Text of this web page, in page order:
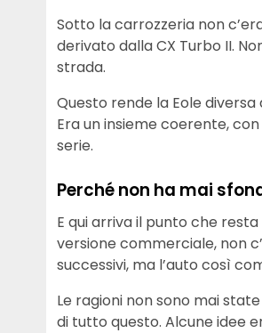
Sotto la carrozzeria non
derivato dalla CX Turbo II.
strada.
Questo rende la Eole
Era un insieme coerente,
serie.
Perché non ha mai
E qui arriva il punto che
versione commerciale, non
successivi, ma l’auto così
Le ragioni non sono mai
di tutto questo. Alcune idee